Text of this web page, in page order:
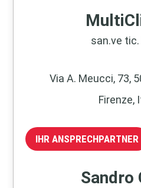
san.ve
Via A. Meucci, 73,
Firenze,
IHR ANSPRECHPARTNER
Sandro